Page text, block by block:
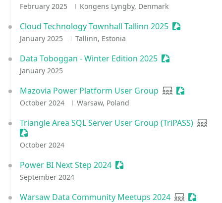
February 2025 Kongens Lyngby, Denmark
Cloud Technology Townhall Tallinn 2025 Sessionize
January 2025 Tallinn, Estonia
Data Toboggan - Winter Edition 2025 Sessionize
January 2025
Mazovia Power Platform User Group User group
Sessionize
October 2024 Warsaw, Poland
Triangle Area SQL Server User Group (TriPASS) User
Sessionize Event
October 2024
Power BI Next Step 2024 Sessionize Event
September 2024
Warsaw Data Community Meetups 2024 User group